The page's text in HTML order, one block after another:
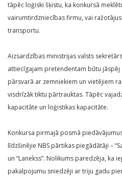
tāpēc loģiski šķistu, ka konkursā
vairumtirdzniecības firmu, vai
transportu.
Aizsardzības ministrijas valsts
attiecīgajam pretendentam būtu
pārsvarā ar zemniekiem un vietējiem
visdrīzāk tiktu pārtrauktas. Tāpēc
kapacitāte un loģistikas kapacitāte.
Konkursa pirmajā posmā
līdzšinējie NBS pārtikas piegādātāji –
un “Lanekss”. Nolikums paredzēja, ka
pakalpojumu sniedzēji ar triju gadu